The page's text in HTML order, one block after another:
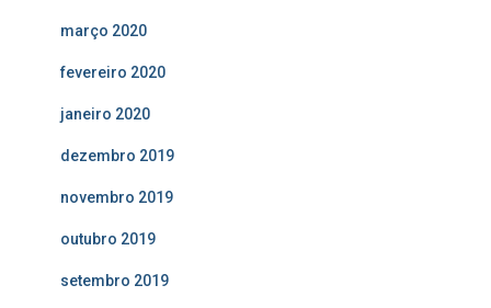
março 2020
fevereiro 2020
janeiro 2020
dezembro 2019
novembro 2019
outubro 2019
setembro 2019